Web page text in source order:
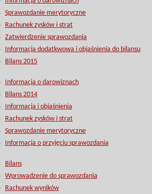
Sprawozdanie merytoryczne
Rachunek zysków i strat
Zatwierdzenie sprawozdania
Informacja dodatkwowa i objaśnienia do bilansu
Bilans 2015
Informacja o darowiznach
Bilans 2014
Informacja i objaśnienia
Rachunek zysków i strat
Sprawozdanie merytoryczne
Informacja o przyjęciu sprawozdania
Bilans
Wprowadzenie do sprawozdania
Rachunek wyników